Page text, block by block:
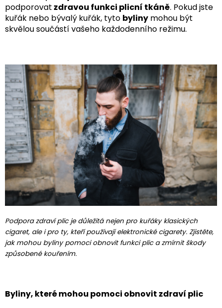
podporovat zdravou funkci plicní tkáně. Pokud jste
kuřák nebo bývalý kuřák, tyto byliny mohou být
skvělou součástí vašeho každodenního režimu.
Podpora zdraví plic je důležitá nejen pro kuřáky klasických
cigaret, ale i pro ty, kteří používají elektronické cigarety. Zjistěte,
jak mohou byliny pomoci obnovit funkci plic a zmírnit škody
způsobené kouřením.
Byliny, které mohou pomoci obnovit zdraví plic